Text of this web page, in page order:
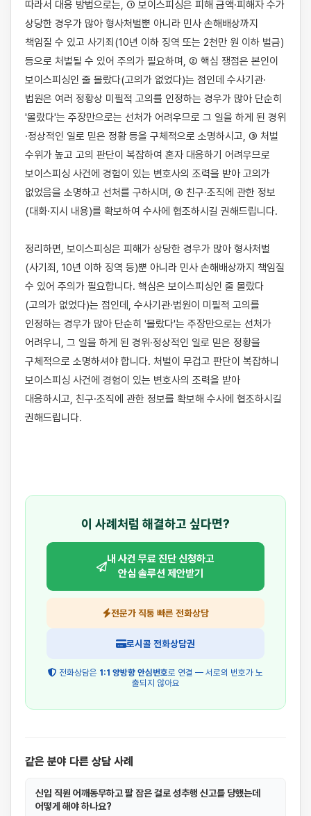
따라서 대응 방법으로는, ① 보이스피싱은 피해 금액·피해자 수가
상당한 경우가 많아 형사처벌뿐 아니라 민사 손해배상까지
책임질 수 있고 사기죄(10년 이하 징역 또는 2천만 원 이하 벌금)
등으로 처벌될 수 있어 주의가 필요하며, ② 핵심 쟁점은 본인이
보이스피싱인 줄 몰랐다(고의가 없었다)는 점인데 수사기관·
법원은 여러 정황상 미필적 고의를 인정하는 경우가 많아 단순히
'몰랐다'는 주장만으로는 선처가 어려우므로 그 일을 하게 된 경위
·정상적인 일로 믿은 정황 등을 구체적으로 소명하시고, ③ 처벌
수위가 높고 고의 판단이 복잡하여 혼자 대응하기 어려우므로
보이스피싱 사건에 경험이 있는 변호사의 조력을 받아 고의가
없었음을 소명하고 선처를 구하시며, ④ 친구·조직에 관한 정보
(대화·지시 내용)를 확보하여 수사에 협조하시길 권해드립니다.
정리하면, 보이스피싱은 피해가 상당한 경우가 많아 형사처벌
(사기죄, 10년 이하 징역 등)뿐 아니라 민사 손해배상까지 책임질
수 있어 주의가 필요합니다. 핵심은 보이스피싱인 줄 몰랐다
(고의가 없었다)는 점인데, 수사기관·법원이 미필적 고의를
인정하는 경우가 많아 단순히 '몰랐다'는 주장만으로는 선처가
어려우니, 그 일을 하게 된 경위·정상적인 일로 믿은 정황을
구체적으로 소명하셔야 합니다. 처벌이 무겁고 판단이 복잡하니
보이스피싱 사건에 경험이 있는 변호사의 조력을 받아
대응하시고, 친구·조직에 관한 정보를 확보해 수사에 협조하시길
권해드립니다.
이 사례처럼 해결하고 싶다면?
내 사건 무료 진단 신청하고
안심 솔루션 제안받기
전문가 직통 빠른 전화상담
로시콜 전화상담권
전화상담은 1:1 양방향 안심번호로 연결 — 서로의 번호가 노
출되지 않아요
같은 분야 다른 상담 사례
신입 직원 어깨동무하고 팔 잡은 걸로 성추행 신고를 당했는데
어떻게 해야 하나요?